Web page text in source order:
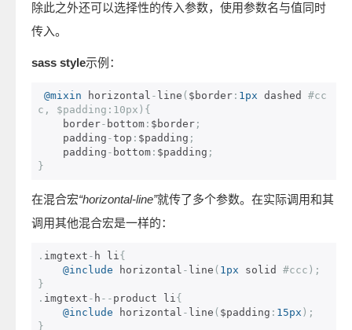
除此之外还可以选择性的传入参数，使用参数名与值同时
传入。
sass style示例：
@mixin horizontal - line ( $border : 1px dashed #cc
c, $padding:10px){
    border
- bottom : $border ;
    padding
-top : $padding ;
    padding
- bottom : $padding ;
}
在混合宏“horizontal-line”就传了多个参数。在实际调用和其
调用其他混合宏是一样的：
. imgtext - h li{
@include horizontal - line ( 1px solid #ccc);
}
. imgtext - h -- product li{
@include horizontal - line ( $padding : 15px );
}